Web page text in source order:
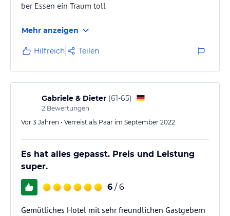
ber Essen ein Traum toll
Mehr anzeigen
Hilfreich Teilen
Gabriele & Dieter (61-65)
2 Bewertungen
Vor 3 Jahren • Verreist als Paar im September 2022
Es hat alles gepasst. Preis und Leistung
super.
6 / 6
Gemütliches Hotel mit sehr freundlichen Gastgebern